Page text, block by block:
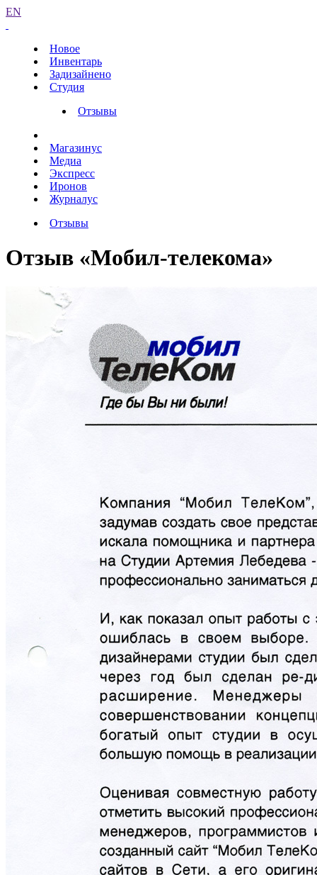
EN
Новое
Инвентарь
Задизайнено
Студия
Отзывы
Магазинус
Медиа
Экспресс
Иронов
Журналус
Отзывы
Отзыв «Мобил-телекома»